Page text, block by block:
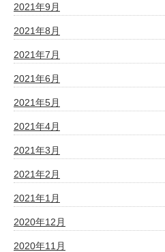
2021年9月
2021年8月
2021年7月
2021年6月
2021年5月
2021年4月
2021年3月
2021年2月
2021年1月
2020年12月
2020年11月